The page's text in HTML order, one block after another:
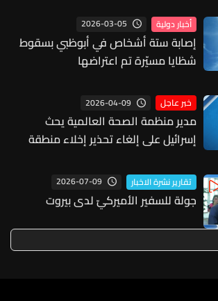
أخبار دولية 2026-03-05
إصابة ستة أشخاص في أبوظبي بسقوط
شظايا مسيّرة تم اعتراضها
خبر عاجل 2026-04-09
مدير منظمة الصحة العالمية يحث
إسرائيل على إلغاء تحذير إخلاء منطقة
لإخلاء منطقة الجناح يشمل مستشفيين
رئيسيين وإخلاؤها غير ممكن
تقارير نشرة الاخبار 2026-07-09
جولة للسفير الأميركيّ لدى بيروت